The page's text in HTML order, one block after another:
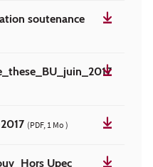
soutenance
(PDF, 1 Mo )
Upec